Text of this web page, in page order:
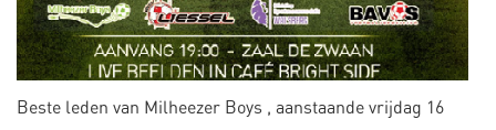
Beste leden van Milheezer Boys , aanstaande vrijdag 16